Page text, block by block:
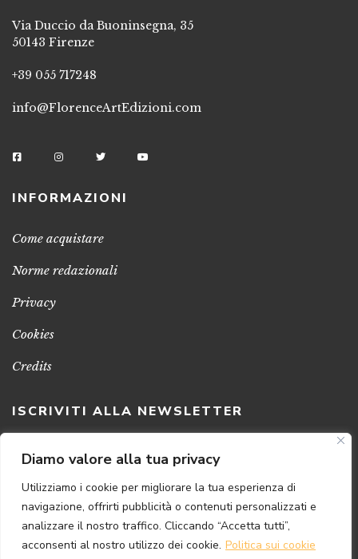
Diamo valore alla tua privacy
Utilizziamo i cookie per migliorare la tua esperienza di
navigazione, offrirti pubblicità o contenuti personalizzati e
analizzare il nostro traffico. Cliccando “Accetta tutti”,
acconsenti al nostro utilizzo dei cookie. Politica sui cookie
Via Duccio da Buoninsegna, 35
50143 Firenze
+39 055 717248
info@FlorenceArtEdizioni.com
INFORMAZIONI
Come acquistare
Norme redazionali
Privacy
Cookies
Credits
ISCRIVITI ALLA NEWSLETTER
Clicca sul pulsante per ricevere le nostre ultime novità,
notizie e promozioni
ISCRIVITI ADESSO